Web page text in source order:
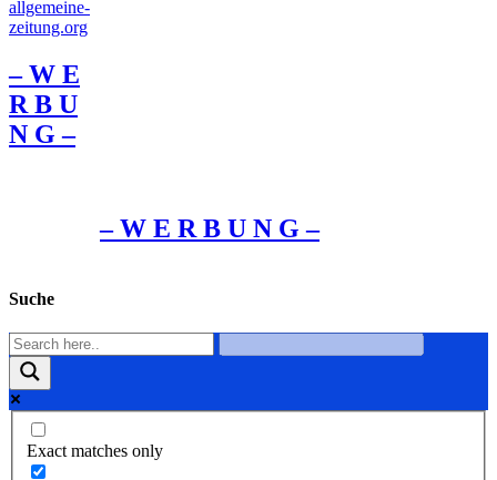
– W Ε
R Β U
Ν G –
– W Ε R Β U Ν G –
Suche
Exact matches only